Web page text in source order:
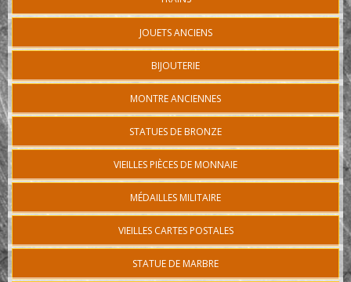
JOUETS ANCIENS
BIJOUTERIE
MONTRE ANCIENNES
STATUES DE BRONZE
VIEILLES PIÈCES DE MONNAIE
MÉDAILLES MILITAIRE
VIEILLES CARTES POSTALES
STATUE DE MARBRE